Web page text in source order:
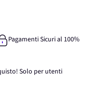
Pagamenti Sicuri al 100%
Solo per utenti